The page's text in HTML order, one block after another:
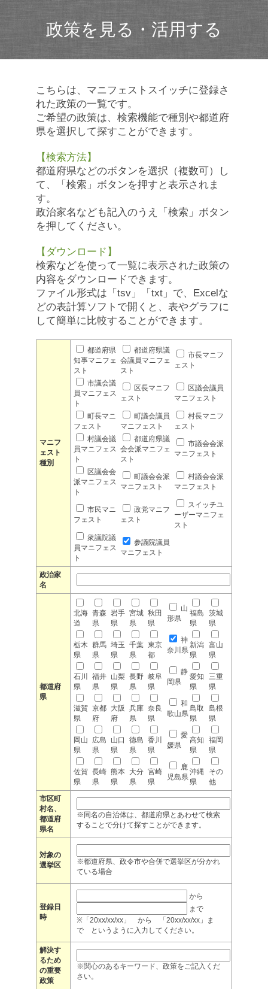
政策を見る・活用する
こちらは、マニフェストスイッチに登録さ
れた政策の一覧です。
ご希望の政策は、検索機能で種別や都道府
県を選択して探すことができます。
【検索方法】
都道府県などのボタンを選択（複数可）し
て、「検索」ボタンを押すと表示されま
す。
政治家名なども記入のうえ「検索」ボタン
を押してください。
【ダウンロード】
検索などを使って一覧に表示された政策の
内容をダウンロードできます。
ファイル形式は「tsv」「txt」で、Excelな
どの表計算ソフトで開くと、表やグラフに
して簡単に比較することができます。
マニフ
ェスト
種別
都道府県
知事マニフェ
スト
都道府県議
会議員マニフェ
スト
市長マニフ
ェスト
市議会議
員マニフェス
ト
区長マニフ
ェスト
区議会議員
マニフェスト
町長マニ
フェスト
町議会議員
マニフェスト
村長マニフ
ェスト
村議会議
員マニフェス
ト
都道府県議
会会派マニフェ
スト
市議会会派
マニフェスト
区議会会
派マニフェス
ト
町議会会派
マニフェスト
村議会会派
マニフェスト
市民マニ
フェスト
政党マニフ
ェスト
スイッチユ
ーザーマニフェ
スト
衆議院議
員マニフェス
ト
参議院議員
マニフェスト
政治家
名
都道府
県
北海
道
青森
県
岩手
県
宮城
県
秋田
県
山
形県
福島
県
茨城
県
栃木
県
群馬
県
埼玉
県
千葉
県
東京
都
神
奈川県
新潟
県
富山
県
石川
県
福井
県
山梨
県
長野
県
岐阜
県
静
岡県
愛知
県
三重
県
滋賀
県
京都
府
大阪
府
兵庫
県
奈良
県
和
歌山県
鳥取
県
島根
県
岡山
県
広島
県
山口
県
徳島
県
香川
県
愛
媛県
高知
県
福岡
県
佐賀
県
長崎
県
熊本
県
大分
県
宮崎
県
鹿
児島県
沖縄
県
その
他
市区町
村名、
都道府
県名
※同名の自治体は、都道府県とあわせて検索
することで分けて探すことができます。
対象の
選挙区
※都道府県、政令市や合併で選挙区が分かれ
ている場合
登録日
時
から
まで
※「20xx/xx/xx」 から 「20xx/xx/xx」ま
で というように入力してください。
解決す
るため
の重要
政策
※関心のあるキーワード、政策をご記入くだ
さい。